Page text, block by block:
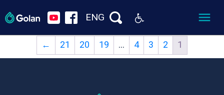
ENG
1
2
3
4
…
19
20
21
←